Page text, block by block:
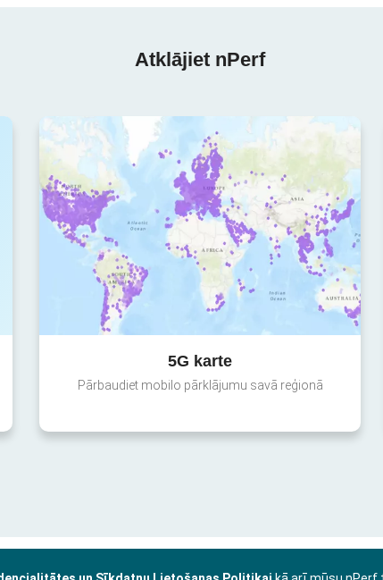
Atklājiet nPerf
5G karte
Pārbaudiet mobilo pārklājumu savā reģionā